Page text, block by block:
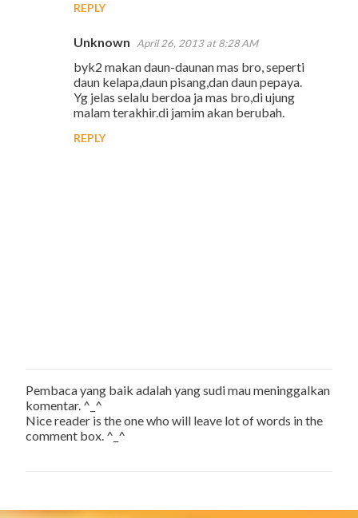
REPLY
Unknown April 26, 2013 at 8:28 AM
byk2 makan daun-daunan mas bro, seperti
daun kelapa,daun pisang,dan daun pepaya.
Yg jelas selalu berdoa ja mas bro,di ujung
malam terakhir.di jamim akan berubah.
REPLY
P
o
s
t
C
Pembaca yang baik adalah yang sudi mau meninggalkan
komentar. ^_^
Nice reader is the one who will leave lot of words in the
comment box. ^_^